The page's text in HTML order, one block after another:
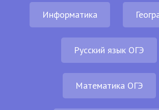
Информатика
Русский язык ОГЭ
Математика ОГЭ